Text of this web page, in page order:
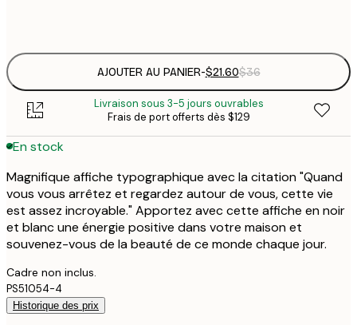
AJOUTER AU PANIER-$21.60$36
Livraison sous 3-5 jours ouvrables
Frais de port offerts dès $129
En stock
Magnifique affiche typographique avec la citation "Quand
vous vous arrêtez et regardez autour de vous, cette vie
est assez incroyable." Apportez avec cette affiche en noir
et blanc une énergie positive dans votre maison et
souvenez-vous de la beauté de ce monde chaque jour.
Cadre non inclus.
PS51054-4
Historique des prix